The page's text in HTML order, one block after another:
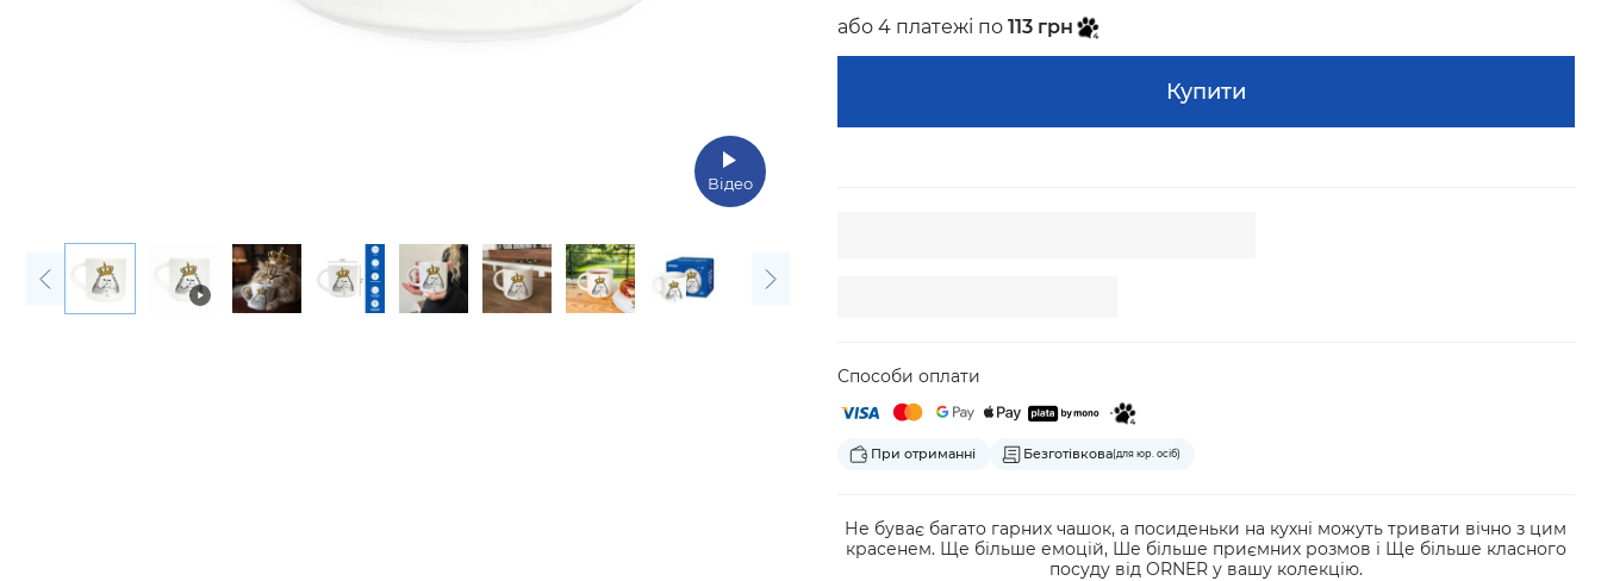
Відео
або 4 платежі по 113 грн
Купити
Способи оплати
При отриманні Безготівкова(для юр. осіб)
Не буває багато гарних чашок, а посиденьки на кухні можуть тривати вічно з цим
красенем. Ще більше емоцій, Ше більше приємних розмов і Ще більше класного
посуду від ORNER у вашу колекцію.